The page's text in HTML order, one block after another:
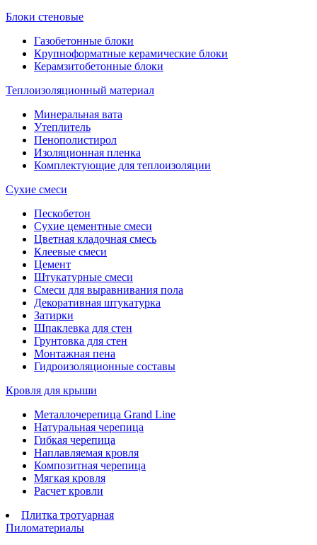
Блоки стеновые
Газобетонные блоки
Крупноформатные керамические блоки
Керамзитобетонные блоки
Теплоизоляционный материал
Минеральная вата
Утеплитель
Пенополистирол
Изоляционная пленка
Комплектующие для теплоизоляции
Сухие смеси
Пескобетон
Сухие цементные смеси
Цветная кладочная смесь
Клеевые смеси
Цемент
Штукатурные смеси
Смеси для выравнивания пола
Декоративная штукатурка
Затирки
Шпаклевка для стен
Грунтовка для стен
Монтажная пена
Гидроизоляционные составы
Кровля для крыши
Металлочерепица Grand Line
Натуральная черепица
Гибкая черепица
Наплавляемая кровля
Композитная черепица
Мягкая кровля
Расчет кровли
Плитка тротуарная
Пиломатериалы